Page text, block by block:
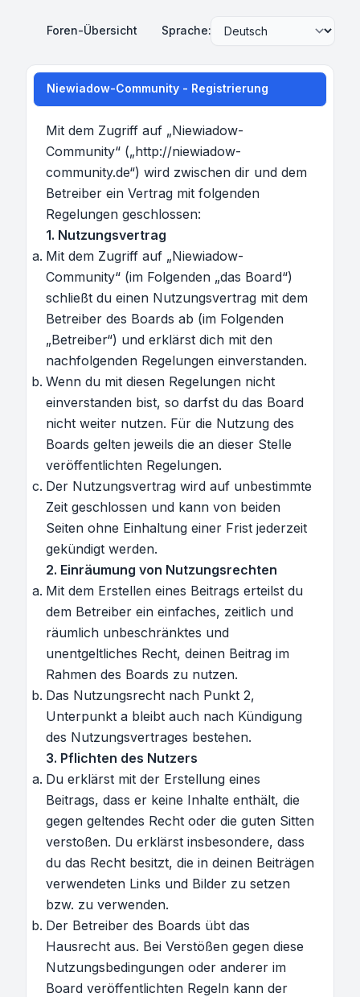
Foren-Übersicht Sprache:
Niewiadow-Community - Registrierung
Mit dem Zugriff auf „Niewiadow-
Community“ („http://niewiadow-
community.de“) wird zwischen dir und dem
Betreiber ein Vertrag mit folgenden
Regelungen geschlossen:
1. Nutzungsvertrag
Mit dem Zugriff auf „Niewiadow-
Community“ (im Folgenden „das Board“)
schließt du einen Nutzungsvertrag mit dem
Betreiber des Boards ab (im Folgenden
„Betreiber“) und erklärst dich mit den
nachfolgenden Regelungen einverstanden.
Wenn du mit diesen Regelungen nicht
einverstanden bist, so darfst du das Board
nicht weiter nutzen. Für die Nutzung des
Boards gelten jeweils die an dieser Stelle
veröffentlichten Regelungen.
Der Nutzungsvertrag wird auf unbestimmte
Zeit geschlossen und kann von beiden
Seiten ohne Einhaltung einer Frist jederzeit
gekündigt werden.
2. Einräumung von Nutzungsrechten
Mit dem Erstellen eines Beitrags erteilst du
dem Betreiber ein einfaches, zeitlich und
räumlich unbeschränktes und
unentgeltliches Recht, deinen Beitrag im
Rahmen des Boards zu nutzen.
Das Nutzungsrecht nach Punkt 2,
Unterpunkt a bleibt auch nach Kündigung
des Nutzungsvertrages bestehen.
3. Pflichten des Nutzers
Du erklärst mit der Erstellung eines
Beitrags, dass er keine Inhalte enthält, die
gegen geltendes Recht oder die guten Sitten
verstoßen. Du erklärst insbesondere, dass
du das Recht besitzt, die in deinen Beiträgen
verwendeten Links und Bilder zu setzen
bzw. zu verwenden.
Der Betreiber des Boards übt das
Hausrecht aus. Bei Verstößen gegen diese
Nutzungsbedingungen oder anderer im
Board veröffentlichten Regeln kann der